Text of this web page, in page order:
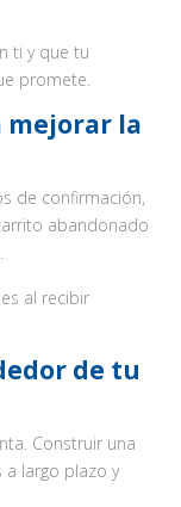
ti y que tu
promete.
mejorar la
de confirmación,
abandonado
al recibir
de tu
Construir una
largo plazo y